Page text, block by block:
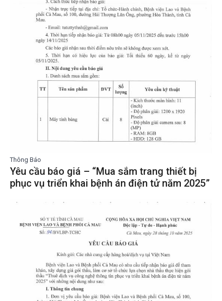
Thông Báo
Yêu cầu báo giá – “Mua sắm trang thiết bị
phục vụ triển khai bệnh án điện tử năm 2025”